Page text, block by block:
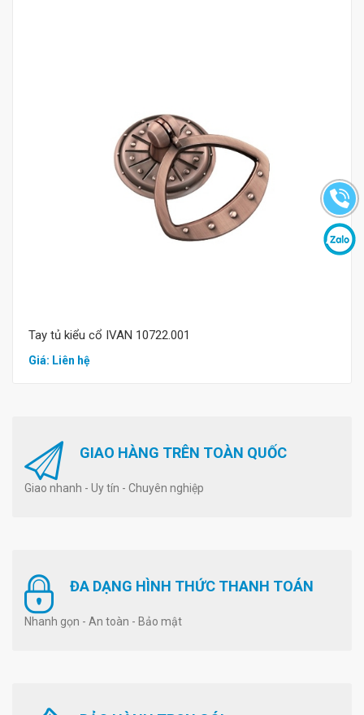
Mua hàng
Tay tủ kiểu cổ IVAN 10722.001
Giá: Liên hệ
GIAO HÀNG TRÊN TOÀN QUỐC
Giao nhanh - Uy tín - Chuyên nghiệp
ĐA DẠNG HÌNH THỨC THANH TOÁN
Nhanh gọn - An toàn - Bảo mật